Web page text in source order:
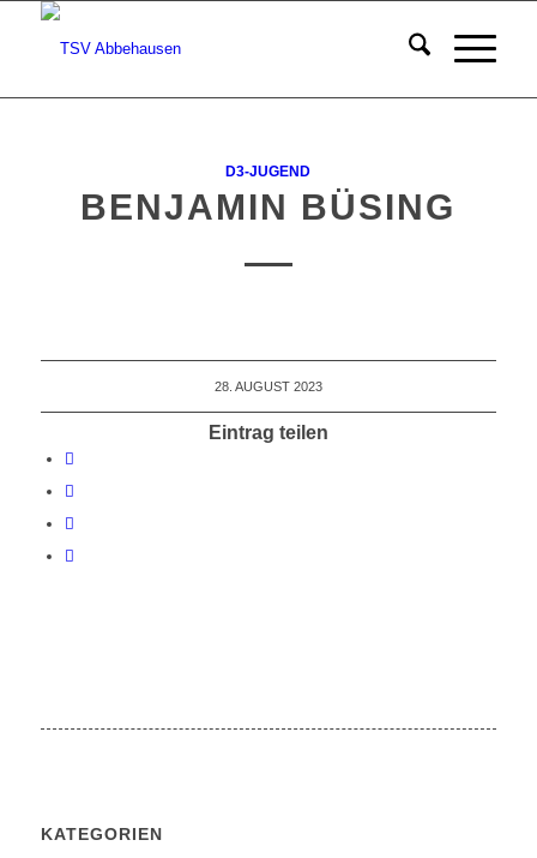
D3-JUGEND
BENJAMIN BÜSING
28. AUGUST 2023
Eintrag teilen
KATEGORIEN